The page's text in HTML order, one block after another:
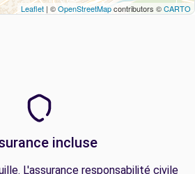
Leaflet | ©OpenStreetMapcontributors ©CARTO
incluse
L'assurance responsabilité civile